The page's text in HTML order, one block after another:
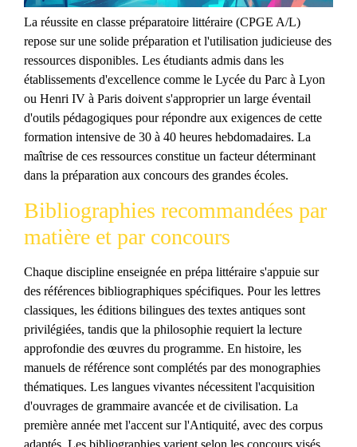
La réussite en classe préparatoire littéraire (CPGE A/L)
repose sur une solide préparation et l'utilisation judicieuse des
ressources disponibles. Les étudiants admis dans les
établissements d'excellence comme le Lycée du Parc à Lyon
ou Henri IV à Paris doivent s'approprier un large éventail
d'outils pédagogiques pour répondre aux exigences de cette
formation intensive de 30 à 40 heures hebdomadaires. La
maîtrise de ces ressources constitue un facteur déterminant
dans la préparation aux concours des grandes écoles.
Bibliographies recommandées par
matière et par concours
Chaque discipline enseignée en prépa littéraire s'appuie sur
des références bibliographiques spécifiques. Pour les lettres
classiques, les éditions bilingues des textes antiques sont
privilégiées, tandis que la philosophie requiert la lecture
approfondie des œuvres du programme. En histoire, les
manuels de référence sont complétés par des monographies
thématiques. Les langues vivantes nécessitent l'acquisition
d'ouvrages de grammaire avancée et de civilisation. La
première année met l'accent sur l'Antiquité, avec des corpus
adaptés. Les bibliographies varient selon les concours visés